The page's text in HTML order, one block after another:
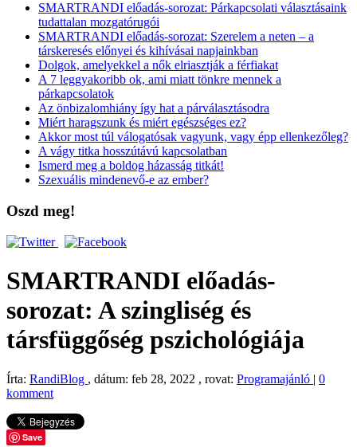
SMARTRANDI előadás-sorozat: Párkapcsolati választásaink
tudattalan mozgatórugói
SMARTRANDI előadás-sorozat: Szerelem a neten – a
társkeresés előnyei és kihívásai napjainkban
Dolgok, amelyekkel a nők elriasztják a férfiakat
A 7 leggyakoribb ok, ami miatt tönkre mennek a
párkapcsolatok
Az önbizalomhiány így hat a párválasztásodra
Miért haragszunk és miért egészséges ez?
Akkor most túl válogatósak vagyunk, vagy épp ellenkezőleg?
A vágy titka hosszútávú kapcsolatban
Ismerd meg a boldog házasság titkát!
Szexuális mindenevő-e az ember?
Oszd meg!
SMARTRANDI előadás-
sorozat: A szingliség és
társfüggőség pszichológiája
Írta: RandiBlog , dátum: feb 28, 2022 , rovat: Programajánló | 0
komment
Save